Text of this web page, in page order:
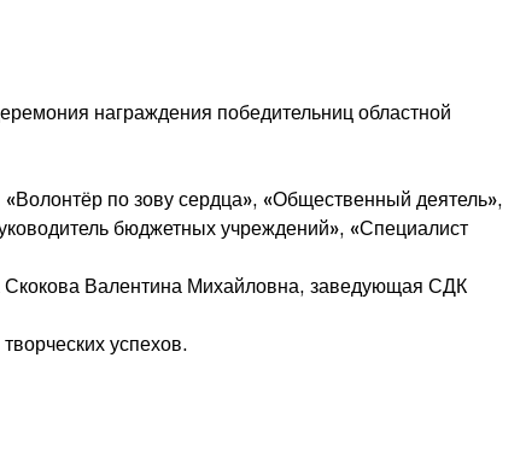
награждения победительниц областной
по зову сердца», «Общественный деятель»,
бюджетных учреждений», «Специалист
Валентина Михайловна, заведующая СДК
успехов.